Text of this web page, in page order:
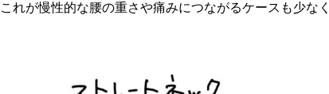
これが慢性的な腰の重さや痛みにつながるケースも少な